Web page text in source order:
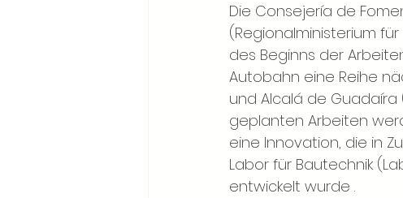
Die Consejería de
(Regionalministerium
des Beginns der
Autobahn eine Reihe
und Alcalá de Guadaíra
geplanten Arbeiten
eine Innovation, die in
Labor für Bautechnik
entwickelt wurde .